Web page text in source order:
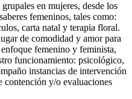
en mujeres, desde los
femeninos, tales como:
carta natal y terapia floral.
de comodidad y amor para
femenino y feminista,
funcionamiento: psicológico,
instancias de intervención
contención y/o evaluaciones